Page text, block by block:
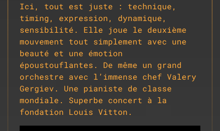
Ici, tout est juste : technique,
timing, expression, dynamique,
sensibilité.
Elle joue le deuxième
mouvement tout simplement avec une
beauté et une émotion
époustouflantes.
De même un grand
orchestre avec l’immense chef Valery
Gergiev . Une pianiste de classe
mondiale.
Superbe concert à la
fondation Louis Vitton.